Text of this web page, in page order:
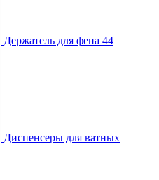
Держатель для фена 44
Диспенсеры для ватных